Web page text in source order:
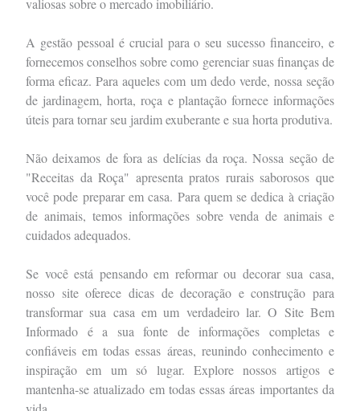
valiosas sobre o mercado imobiliário.
A gestão pessoal é crucial para o seu sucesso financeiro, e
fornecemos conselhos sobre como gerenciar suas finanças de
forma eficaz. Para aqueles com um dedo verde, nossa seção
de jardinagem, horta, roça e plantação fornece informações
úteis para tornar seu jardim exuberante e sua horta produtiva.
Não deixamos de fora as delícias da roça. Nossa seção de
"Receitas da Roça" apresenta pratos rurais saborosos que
você pode preparar em casa. Para quem se dedica à criação
de animais, temos informações sobre venda de animais e
cuidados adequados.
Se você está pensando em reformar ou decorar sua casa,
nosso site oferece dicas de decoração e construção para
transformar sua casa em um verdadeiro lar. O Site Bem
Informado é a sua fonte de informações completas e
confiáveis em todas essas áreas, reunindo conhecimento e
inspiração em um só lugar. Explore nossos artigos e
mantenha-se atualizado em todas essas áreas importantes da